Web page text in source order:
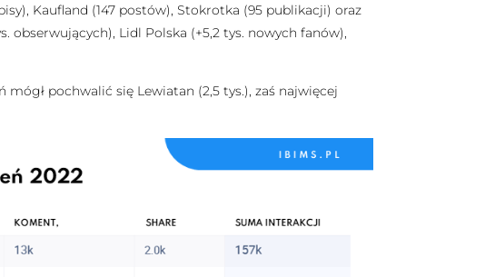
Kaufland (147 postów), Stokrotka (95 publikacji) oraz
obserwujących), Lidl Polska (+5,2 tys. nowych fanów),
pochwalić się Lewiatan (2,5 tys.), zaś najwięcej